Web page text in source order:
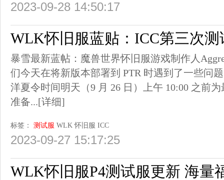
2023-09-28 14:50:17
WLK怀旧服蓝贴：ICC第三次测
暴雪最新蓝帖：魔兽世界怀旧服游戏制作人
们今天在将新版本部署到 PTR 时遇到了一些问
洋夏令时间明天（9 月 26 日）上午 10:00 之前
准备...[详细]
标签： 测试服 WLK 怀旧服 ICC
2023-09-27 15:17:25
WLK怀旧服P4测试服更新 海量